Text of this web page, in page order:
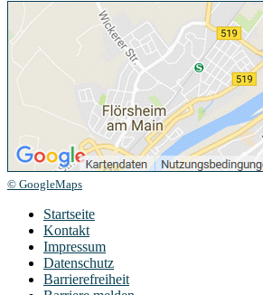
© GoogleMaps
Startseite
Kontakt
Impressum
Datenschutz
Barrierefreiheit